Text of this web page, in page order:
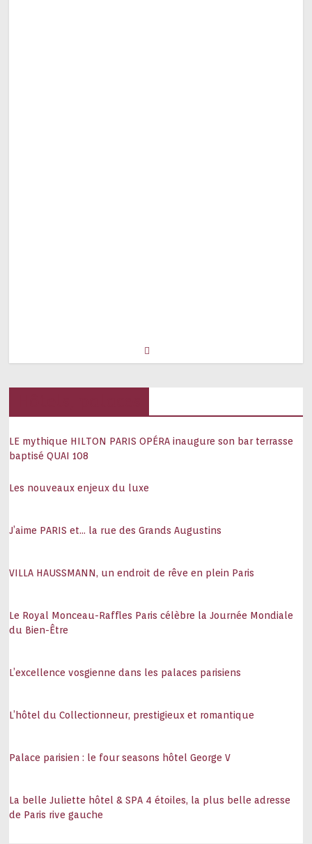
LE mythique HILTON PARIS OPÉRA inaugure son bar terrasse
baptisé QUAI 108
Les nouveaux enjeux du luxe
J’aime PARIS et… la rue des Grands Augustins
VILLA HAUSSMANN, un endroit de rêve en plein Paris
Le Royal Monceau-Raffles Paris célèbre la Journée Mondiale
du Bien-Être
L’excellence vosgienne dans les palaces parisiens
L’hôtel du Collectionneur, prestigieux et romantique
Palace parisien : le four seasons hôtel George V
La belle Juliette hôtel & SPA 4 étoiles, la plus belle adresse
de Paris rive gauche